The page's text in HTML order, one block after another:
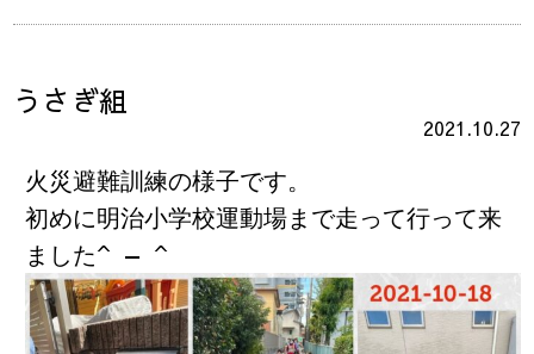
うさぎ組
2021.10.27
火災避難訓練の様子です。
初めに明治小学校運動場まで走って行って来
ました^ – ^